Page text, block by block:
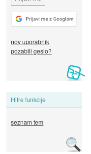
nov uporabnik
pozabili geslo?
Hitre funkcije
seznam tem